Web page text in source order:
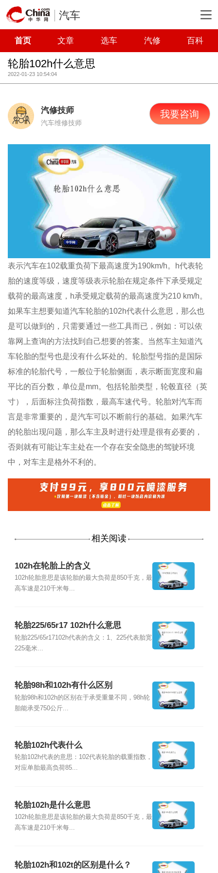
汽车
首页 文章 选车 汽修 百科
轮胎102h什么意思
2022-01-23 10:54:04
汽修技师
汽车维修技师
我要咨询
表示汽车在102载重负荷下最高速度为190km/h。h代表轮
胎的速度等级，速度等级表示轮胎在规定条件下承受规定
载荷的最高速度，h承受规定载荷的最高速度为210 km/h。
如果车主想要知道汽车轮胎的102h代表什么意思，那么也
是可以做到的，只需要通过一些工具而已，例如：可以依
靠网上查询的方法找到自己想要的答案。当然车主知道汽
车轮胎的型号也是没有什么坏处的。轮胎型号指的是国际
标准的轮胎代号，一般位于轮胎侧面，表示断面宽度和扁
平比的百分数，单位是mm。包括轮胎类型，轮毂直径（英
寸），后面标注负荷指数，最高车速代号。轮胎对汽车而
言是非常重要的，是汽车可以不断前行的基础。如果汽车
的轮胎出现问题，那么车主及时进行处理是很有必要的，
否则就有可能让车主处在一个存在安全隐患的驾驶环境
中，对车主是格外不利的。
相关阅读
102h在轮胎上的含义
102h轮胎意思是该轮胎的最大负荷是850千克，最
高车速是210千米每...
轮胎225/65r17 102h什么意思
轮胎225/65r17102h代表的含义：1、225代表胎宽
225毫米...
轮胎98h和102h有什么区别
轮胎98h和102h的区别在于承受重量不同，98h轮
胎能承受750公斤...
轮胎102h代表什么
轮胎102h代表的意思：102代表轮胎的载重指数，
对应单胎最高负荷85...
轮胎102h是什么意思
102h轮胎意思是该轮胎的最大负荷是850千克，最
高车速是210千米每...
轮胎102h和102t的区别是什么？